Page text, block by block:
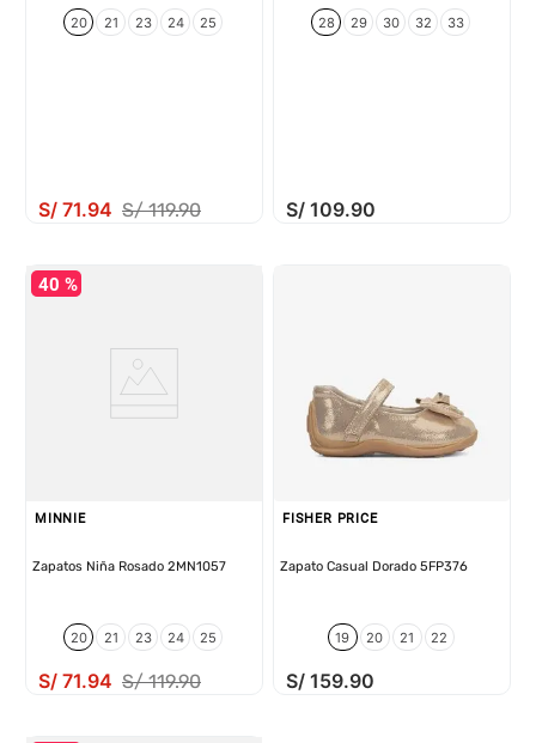
20 21 23 24 25
S/ 71.94 S/ 119.90
28 29 30 32 33
S/ 109.90
40 %
MINNIE
Zapatos Niña Rosado 2MN1057
20 21 23 24 25
S/ 71.94 S/ 119.90
FISHER PRICE
Zapato Casual Dorado 5FP376
19 20 21 22
S/ 159.90